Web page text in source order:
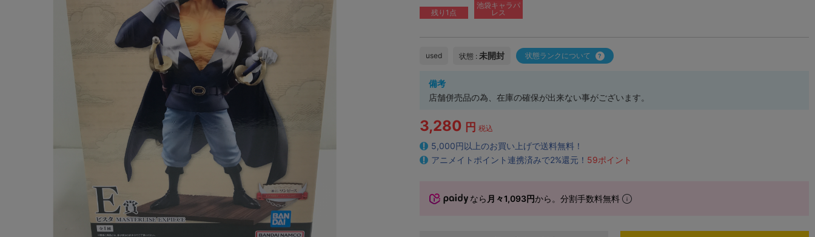
残り1点
池袋キャラパ
レス
used 状態 : 未開封 状態ランクについて
備考
店舗併売品の為、在庫の確保が出来ない事がございます。
3,280 円 税込
5,000円以上のお買い上げで送料無料！
アニメイトポイント連携済みで2%還元！ 59ポイント
なら 月々1,093円から。分割手数料無料